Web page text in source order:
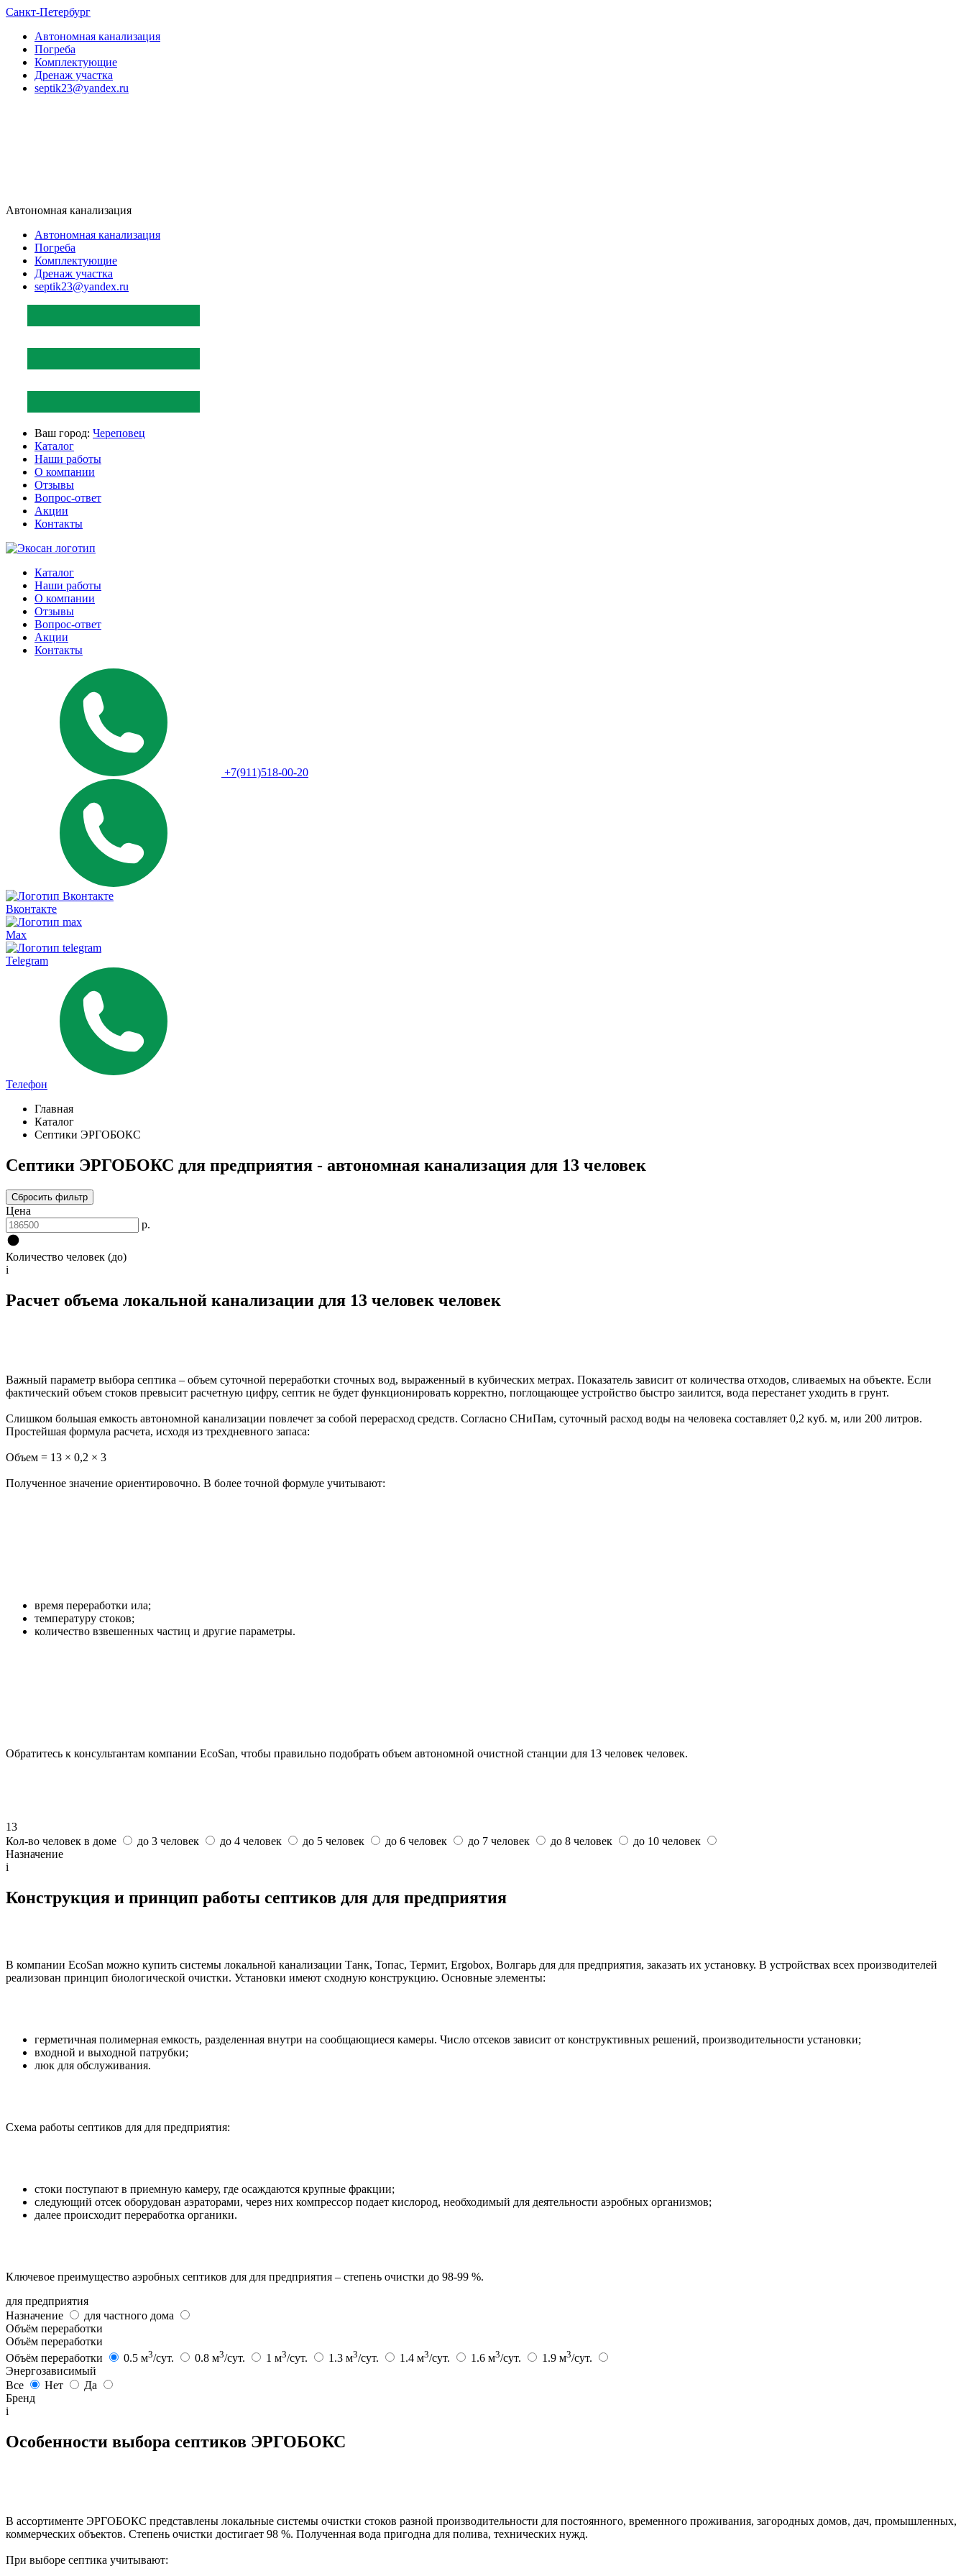
Санкт-Петербург
Автономная канализация
Погреба
Комплектующие
Дренаж участка
septik23@yandex.ru
Автономная канализация
Автономная канализация
Погреба
Комплектующие
Дренаж участка
septik23@yandex.ru
Ваш город: Череповец
Каталог
Наши работы
О компании
Отзывы
Вопрос-ответ
Акции
Контакты
Каталог
Наши работы
О компании
Отзывы
Вопрос-ответ
Акции
Контакты
+7(911)518-00-20
Вконтакте
Max
Telegram
Телефон
Главная
Каталог
Септики ЭРГОБОКС
Септики ЭРГОБОКС для предприятия - автономная канализация для 13 человек
Сбросить фильтр
Цена
р.
Количество человек (до)
i
Расчет объема локальной канализации для 13 человек человек
Важный параметр выбора септика – объем суточной переработки сточных вод, выраженный в кубических метрах. Показатель зависит от количества отходов, сливаемых на объекте. Если
фактический объем стоков превысит расчетную цифру, септик не будет функционировать корректно, поглощающее устройство быстро заилится, вода перестанет уходить в грунт.
Слишком большая емкость автономной канализации повлечет за собой перерасход средств. Согласно СНиПам, суточный расход воды на человека составляет 0,2 куб. м, или 200 литров.
Простейшая формула расчета, исходя из трехдневного запаса:
Объем = 13 × 0,2 × 3
Полученное значение ориентировочно. В более точной формуле учитывают:
время переработки ила;
температуру стоков;
количество взвешенных частиц и другие параметры.
Обратитесь к консультантам компании EcoSan, чтобы правильно подобрать объем автономной очистной станции для 13 человек человек.
13
Кол-во человек в доме
до 3 человек до 4 человек до 5 человек до 6 человек до 7 человек до 8 человек
до 10 человек
Назначение
i
Конструкция и принцип работы септиков для для предприятия
В компании EcoSan можно купить системы локальной канализации Танк, Топас, Термит, Ergobox, Волгарь для для предприятия, заказать их установку. В устройствах всех производителей
реализован принцип биологической очистки. Установки имеют сходную конструкцию. Основные элементы:
герметичная полимерная емкость, разделенная внутри на сообщающиеся камеры. Число отсеков зависит от конструктивных решений, производительности установки;
входной и выходной патрубки;
люк для обслуживания.
Схема работы септиков для для предприятия:
стоки поступают в приемную камеру, где осаждаются крупные фракции;
следующий отсек оборудован аэраторами, через них компрессор подает кислород, необходимый для деятельности аэробных организмов;
далее происходит переработка органики.
Ключевое преимущество аэробных септиков для для предприятия – степень очистки до 98-99 %.
для предприятия
Назначение
для частного дома
Объём переработки
Объём переработки
Объём переработки
0.5 м3/сут. 0.8 м3/сут. 1 м3/сут. 1.3 м3/сут. 1.4 м3/сут. 1.6 м3/сут. 1.9 м3/сут.
Энергозависимый
Все
Нет
Да
Бренд
i
Особенности выбора септиков ЭРГОБОКС
В ассортименте ЭРГОБОКС представлены локальные системы очистки стоков разной производительности для постоянного, временного проживания, загородных домов, дач, промышленных,
коммерческих объектов. Степень очистки достигает 98 %. Полученная вода пригодна для полива, технических нужд.
При выборе септика учитывают: